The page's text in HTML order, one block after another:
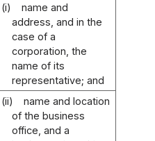
(i)
name and
address, and in the
case of a
corporation, the
name of its
representative; and
(ii)
name and location
of the business
office, and a